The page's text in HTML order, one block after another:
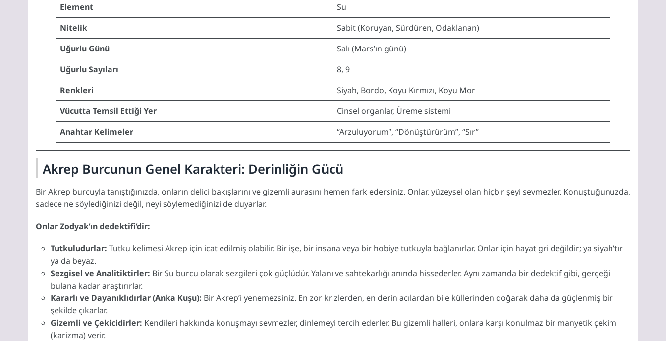
Element
Su
Nitelik
Sabit (Koruyan, Sürdüren, Odaklanan)
Uğurlu Günü
Salı (Mars’ın günü)
Uğurlu Sayıları
8, 9
Renkleri
Siyah, Bordo, Koyu Kırmızı, Koyu Mor
Vücutta Temsil Ettiği Yer
Cinsel organlar, Üreme sistemi
Anahtar Kelimeler
“Arzuluyorum”, “Dönüştürürüm”, “Sır”
Akrep Burcunun Genel Karakteri: Derinliğin Gücü
Bir Akrep burcuyla tanıştığınızda, onların delici bakışlarını ve gizemli aurasını hemen fark edersiniz. Onlar, yüzeysel olan hiçbir şeyi sevmezler. Konuştuğunuzda,
sadece ne söylediğinizi değil, neyi söylemediğinizi de duyarlar.
Onlar Zodyak’ın dedektifi’dir:
Tutkuludurlar: Tutku kelimesi Akrep için icat edilmiş olabilir. Bir işe, bir insana veya bir hobiye tutkuyla bağlanırlar. Onlar için hayat gri değildir; ya siyah’tır
ya da beyaz.
Sezgisel ve Analitiktirler: Bir Su burcu olarak sezgileri çok güçlüdür. Yalanı ve sahtekarlığı anında hissederler. Aynı zamanda bir dedektif gibi, gerçeği
bulana kadar araştırırlar.
Kararlı ve Dayanıklıdırlar (Anka Kuşu): Bir Akrep’i yenemezsiniz. En zor krizlerden, en derin acılardan bile küllerinden doğarak daha da güçlenmiş bir
şekilde çıkarlar.
Gizemli ve Çekicidirler: Kendileri hakkında konuşmayı sevmezler, dinlemeyi tercih ederler. Bu gizemli halleri, onlara karşı konulmaz bir manyetik çekim
(karizma) verir.